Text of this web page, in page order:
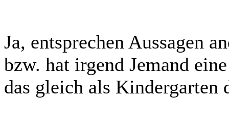
Ja, entsprechen Aussagen
bzw. hat irgend Jemand
das gleich als Kindergarten